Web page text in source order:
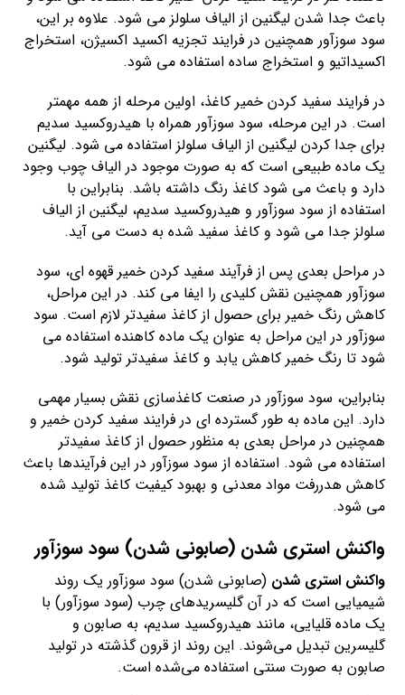
باعث جدا شدن لیگنین از الیاف سلولز می شود. علاوه بر این،
سود سوزآور همچنین در فرایند تجزیه اکسید اکسیژن، استخراج
اکسیداتیو و استخراج ساده استفاده می شود.
در فرایند سفید کردن خمیر کاغذ، اولین مرحله از همه مهمتر
است. در این مرحله، سود سوزآور همراه با هیدروکسید سدیم
برای جدا کردن لیگنین از الیاف سلولز استفاده می شود. لیگنین
یک ماده طبیعی است که به صورت موجود در الیاف چوب وجود
دارد و باعث می شود کاغذ رنگ داشته باشد. بنابراین با
استفاده از سود سوزآور و هیدروکسید سدیم، لیگنین از الیاف
سلولز جدا می شود و کاغذ سفید شده به دست می آید.
در مراحل بعدی پس از فرآیند سفید کردن خمیر قهوه ای، سود
سوزآور همچنین نقش کلیدی را ایفا می کند. در این مراحل،
کاهش رنگ خمیر برای حصول از کاغذ سفیدتر لازم است. سود
سوزآور در این مراحل به عنوان یک ماده کاهنده استفاده می
شود تا رنگ خمیر کاهش یابد و کاغذ سفیدتر تولید شود.
بنابراین، سود سوزآور در صنعت کاغذسازی نقش بسیار مهمی
دارد. این ماده به طور گسترده ای در فرایند سفید کردن خمیر و
همچنین در مراحل بعدی به منظور حصول از کاغذ سفیدتر
استفاده می شود. استفاده از سود سوزآور در این فرآیندها باعث
کاهش هدررفت مواد معدنی و بهبود کیفیت کاغذ تولید شده
می شود.
واکنش استری شدن (صابونی شدن) سود سوزآور
واکنش استری شدن (صابونی شدن) سود سوزآور یک روند
شیمیایی است که در آن گلیسریدهای چرب (سود سوزآور) با
یک ماده قلیایی، مانند هیدروکسید سدیم، به صابون و
گلیسرین تبدیل می‌شوند. این روند از قرون گذشته در تولید
صابون به صورت سنتی استفاده می‌شده است.